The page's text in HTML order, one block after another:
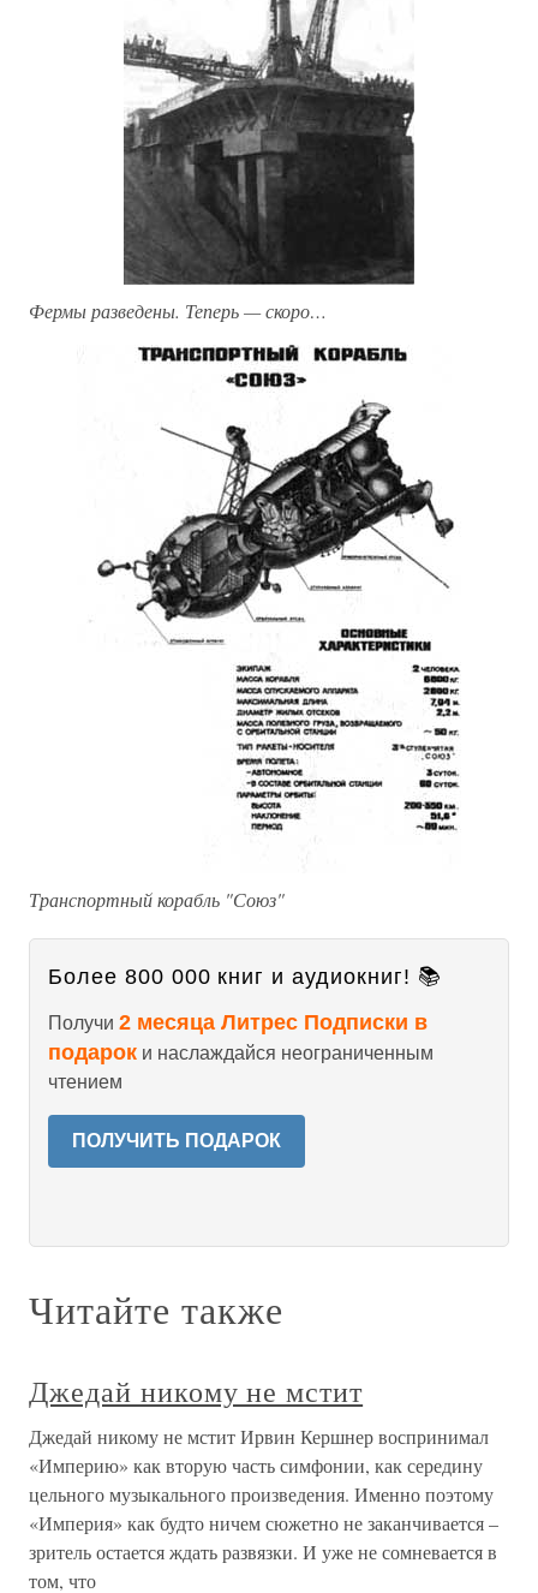
Фермы разведены. Теперь — скоро…
Транспортный корабль "Союз"
Более 800 000 книг и аудиокниг! 📚
Получи 2 месяца Литрес Подписки в
подарок и наслаждайся неограниченным
чтением
ПОЛУЧИТЬ ПОДАРОК
Читайте также
Джедай никому не мстит
Джедай никому не мстит Ирвин Кершнер воспринимал
«Империю» как вторую часть симфонии, как середину
цельного музыкального произведения. Именно поэтому
«Империя» как будто ничем сюжетно не заканчивается –
зритель остается ждать развязки. И уже не сомневается в
том, что